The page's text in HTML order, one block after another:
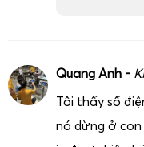
Quang Anh -
Tôi thấy số
nó dừng ở